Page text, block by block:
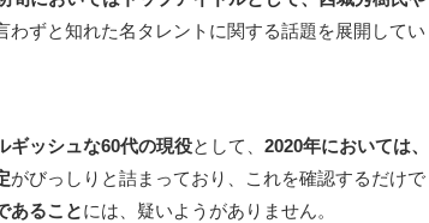
わずと知れた名タレントに関する話題を展開してい
ギッシュな60代の現役として、 2020年においては、
がびっしりと詰まっており、これを確認するだけで
あることには、疑いようがありません。